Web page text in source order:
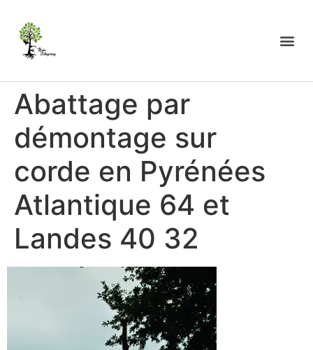
Abattage par
démontage sur
corde en Pyrénées
Atlantique 64 et
Landes 40 32